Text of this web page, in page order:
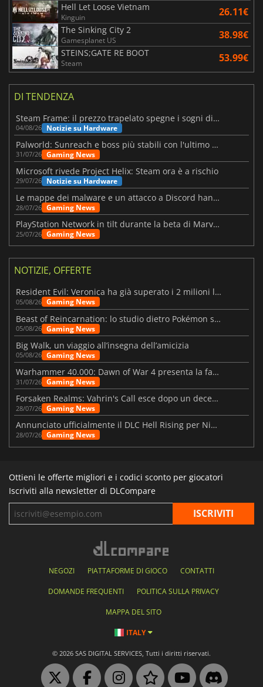
Hell Let Loose Vietnam
Kinguin 26.11€
The Sinking City 2
Gamesplanet US 38.98€
STEINS;GATE RE BOOT
Steam 53.99€
DI TENDENZA
Steam Frame: il prezzo trapelato spegne i sogni di un VR economico
04/08/26 Notizie su Hardware
Palworld: Sunreach e boss più stabili con l'ultimo update
31/07/26 Gaming News
Microsoft rivede Project Helix: Steam ora è a rischio
29/07/26 Notizie su Hardware
Le mappe dei malware e un attacco a Discord hanno colpito Meccha Chameleon
28/07/26 Gaming News
PlayStation Network in tilt durante la beta di Marvel Tōkon
25/07/26 Gaming News
NOTIZIE, OFFERTE
Resident Evil: Veronica ha già superato i 2 milioni liste dei desideri
05/08/26 Gaming News
Beast of Reincarnation: lo studio dietro Pokémon su una nuova strada
05/08/26 Gaming News
Big Walk, un viaggio all’insegna dell’amicizia
05/08/26 Gaming News
Warhammer 40.000: Dawn of War 4 presenta la fazione dei Necron
31/07/26 Gaming News
Forsaken Realms: Vahrin's Call esce dopo un decennio di sviluppo
28/07/26 Gaming News
Annunciato ufficialmente il DLC Hell Rising per Nioh 3
28/07/26 Gaming News
Ottieni le offerte migliori e i codici sconto per giocatori
Iscriviti alla newsletter di DLCompare
NEGOZI PIATTAFORME DI GIOCO CONTATTI
DOMANDE FREQUENTI POLITICA SULLA PRIVACY
MAPPA DEL SITO
ITALY
© 2026 SAS DIGITAL SERVICES, Tutti i diritti riservati.